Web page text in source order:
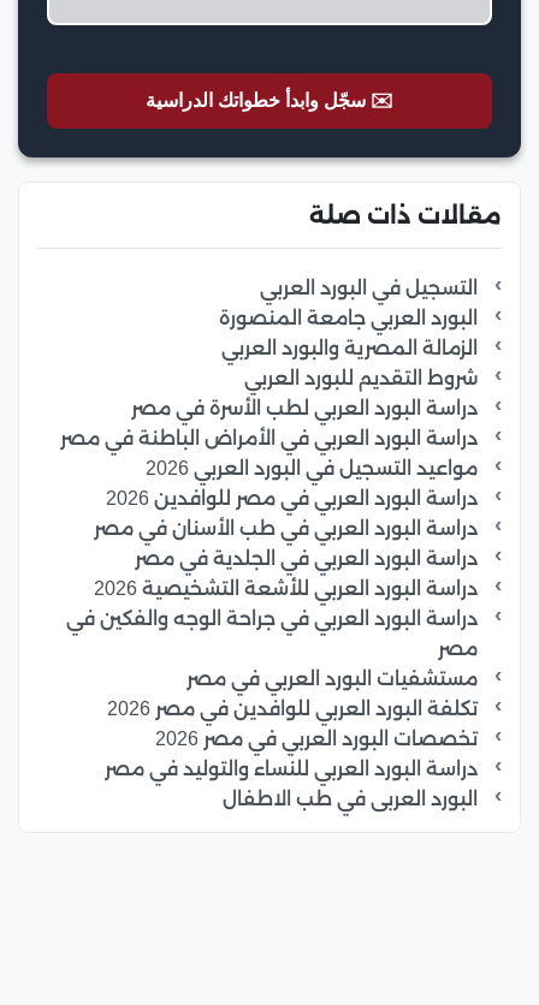
✉️ سجّل وابدأ خطواتك الدراسية
مقالات ذات صلة
التسجيل في البورد العربي
البورد العربي جامعة المنصورة
الزمالة المصرية والبورد العربي
شروط التقديم للبورد العربي
دراسة البورد العربي لطب الأسرة في مصر
دراسة البورد العربي في الأمراض الباطنة في مصر
مواعيد التسجيل في البورد العربي 2026
دراسة البورد العربي في مصر للوافدين 2026
دراسة البورد العربي في طب الأسنان في مصر
دراسة البورد العربي في الجلدية في مصر
دراسة البورد العربي للأشعة التشخيصية 2026
دراسة البورد العربي في جراحة الوجه والفكين في
مصر
مستشفيات البورد العربي في مصر
تكلفة البورد العربي للوافدين في مصر 2026
تخصصات البورد العربي في مصر 2026
دراسة البورد العربي للنساء والتوليد في مصر
البورد العربى في طب الاطفال